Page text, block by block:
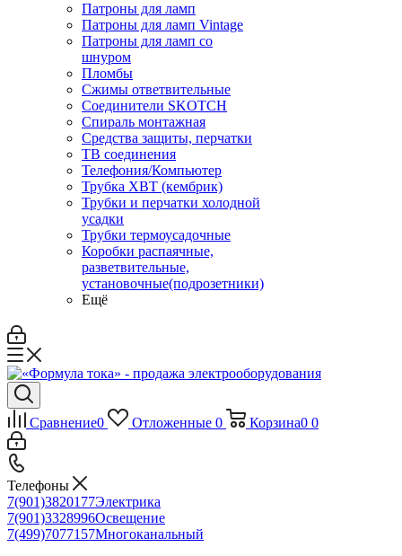
Патроны для ламп
Патроны для ламп Vintage
Патроны для ламп со
шнуром
Пломбы
Сжимы ответвительные
Соединители SKOTCH
Спираль монтажная
Средства защиты, перчатки
ТВ соединения
Телефония/Компьютер
Трубка ХВТ (кембрик)
Трубки и перчатки холодной
усадки
Трубки термоусадочные
Коробки распаячные,
разветвительные,
установочные(подрозетники)
Ещё
Сравнение0 Отложенные 0 Корзина0 0
Телефоны
7(901)3820177Электрика
7(901)3328996Освещение
7(499)7077157Многоканальный